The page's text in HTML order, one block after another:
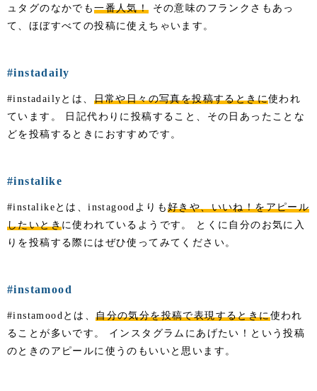
ュタグのなかでも一番人気！ その意味のフランクさもあっ
て、ほぼすべての投稿に使えちゃいます。
#instadaily
#instadailyとは、 日常や日々の写真を投稿するときに使われ
ています。 日記代わりに投稿すること、その日あったことな
どを投稿するときにおすすめです。
#instalike
#instalikeとは、instagoodよりも好きや、いいね！をアピール
したいときに使われているようです。 とくに自分のお気に入
りを投稿する際にはぜひ使ってみてください。
#instamood
#instamoodとは、自分の気分を投稿で表現するときに使われ
ることが多いです。 インスタグラムにあげたい！という投稿
のときのアピールに使うのもいいと思います。